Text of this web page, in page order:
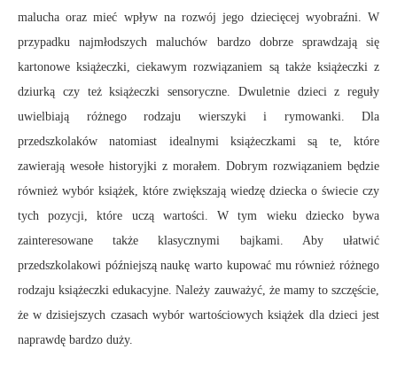
malucha oraz mieć wpływ na rozwój jego dziecięcej wyobraźni. W
przypadku najmłodszych maluchów bardzo dobrze sprawdzają się
kartonowe książeczki, ciekawym rozwiązaniem są także książeczki z
dziurką czy też książeczki sensoryczne. Dwuletnie dzieci z reguły
uwielbiają różnego rodzaju wierszyki i rymowanki. Dla
przedszkolaków natomiast idealnymi książeczkami są te, które
zawierają wesołe historyjki z morałem. Dobrym rozwiązaniem będzie
również wybór książek, które zwiększają wiedzę dziecka o świecie czy
tych pozycji, które uczą wartości. W tym wieku dziecko bywa
zainteresowane także klasycznymi bajkami. Aby ułatwić
przedszkolakowi późniejszą naukę warto kupować mu również różnego
rodzaju książeczki edukacyjne. Należy zauważyć, że mamy to szczęście,
że w dzisiejszych czasach wybór wartościowych książek dla dzieci jest
naprawdę bardzo duży.